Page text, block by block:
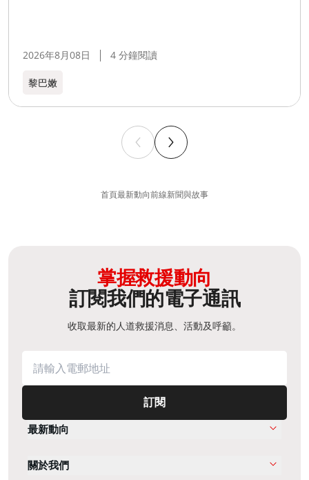
2026年8月08日 4 分鐘閱讀
黎巴嫩​
首頁最新動向前線新聞與故事
掌握救援動向
訂閱我們的電子通訊
收取最新的人道救援消息、活動及呼籲。
訂閱
最新動向
關於我們